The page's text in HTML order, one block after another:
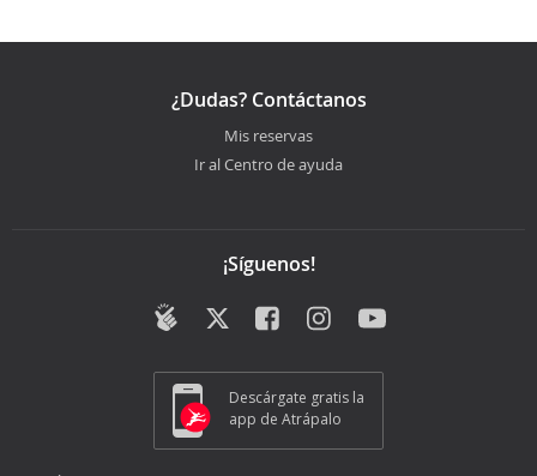
¿Dudas? Contáctanos
Mis reservas
Ir al Centro de ayuda
¡Síguenos!
Descárgate gratis la
app de Atrápalo